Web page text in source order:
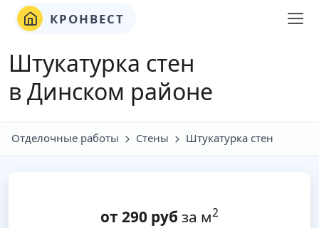
КРОНВЕСТ
Штукатурка стен
в Динском районе
Отделочные работы Стены Штукатурка стен
от 290 руб за м2